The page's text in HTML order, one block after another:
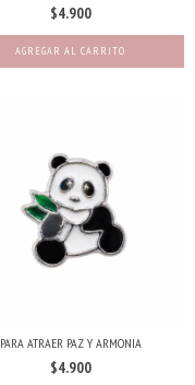
$4.900
PARA ATRAER PAZ Y ARMONIA
$4.900